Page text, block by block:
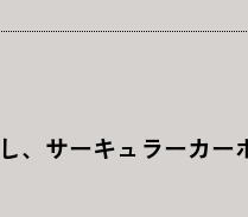
、サーキュラーカー